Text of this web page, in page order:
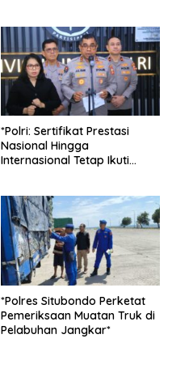
*Polri: Sertifikat Prestasi
Nasional Hingga
Internasional Tetap Ikuti
*Polres Situbondo Perketat
Pemeriksaan Muatan Truk di
Pelabuhan Jangkar*